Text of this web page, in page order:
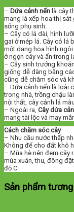
– Dứa cảnh nến là cây
mang lá xếp hoa thị sát
sống phụ sinh.
– Cây có lá dài, hình
gai ở mép lá. Cây có lá
một dạng hoa hình
ở ngọn cây và ẩn trong
– Cây sinh trưởng
giống dễ dàng bằng
cũng dễ chăm sóc và
– Dứa cảnh nến là loài
trong nhà, trồng chậu
nội thất, cây cảnh lá
– Ngoài ra, Cây dứa
mang tài lộc và may
Cách chăm sóc cây
– Nhu cầu nước thấp
Không để cho đất khô
– Mùa hè nên đem cây
mùa xuân, thu, đông
độ C.
Sản phẩm